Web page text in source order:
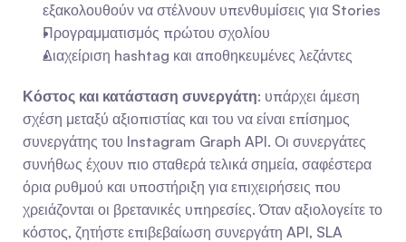
εξακολουθούν να στέλνουν υπενθυμίσεις για Stories
Προγραμματισμός πρώτου σχολίου
Διαχείριση hashtag και αποθηκευμένες λεζάντες
Κόστος και κατάσταση συνεργάτη: υπάρχει άμεση
σχέση μεταξύ αξιοπιστίας και του να είναι επίσημος
συνεργάτης του Instagram Graph API. Οι συνεργάτες
συνήθως έχουν πιο σταθερά τελικά σημεία, σαφέστερα
όρια ρυθμού και υποστήριξη για επιχειρήσεις που
χρειάζονται οι βρετανικές υπηρεσίες. Όταν αξιολογείτε το
κόστος, ζητήστε επιβεβαίωση συνεργάτη API, SLA